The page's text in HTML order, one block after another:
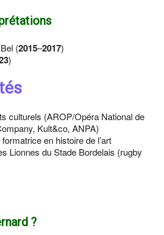
(2015–2017)
)
culturels (AROP/Opéra National de
Kult&co, ANPA)
en histoire de l’art
Lionnes du Stade Bordelais (rugby
?